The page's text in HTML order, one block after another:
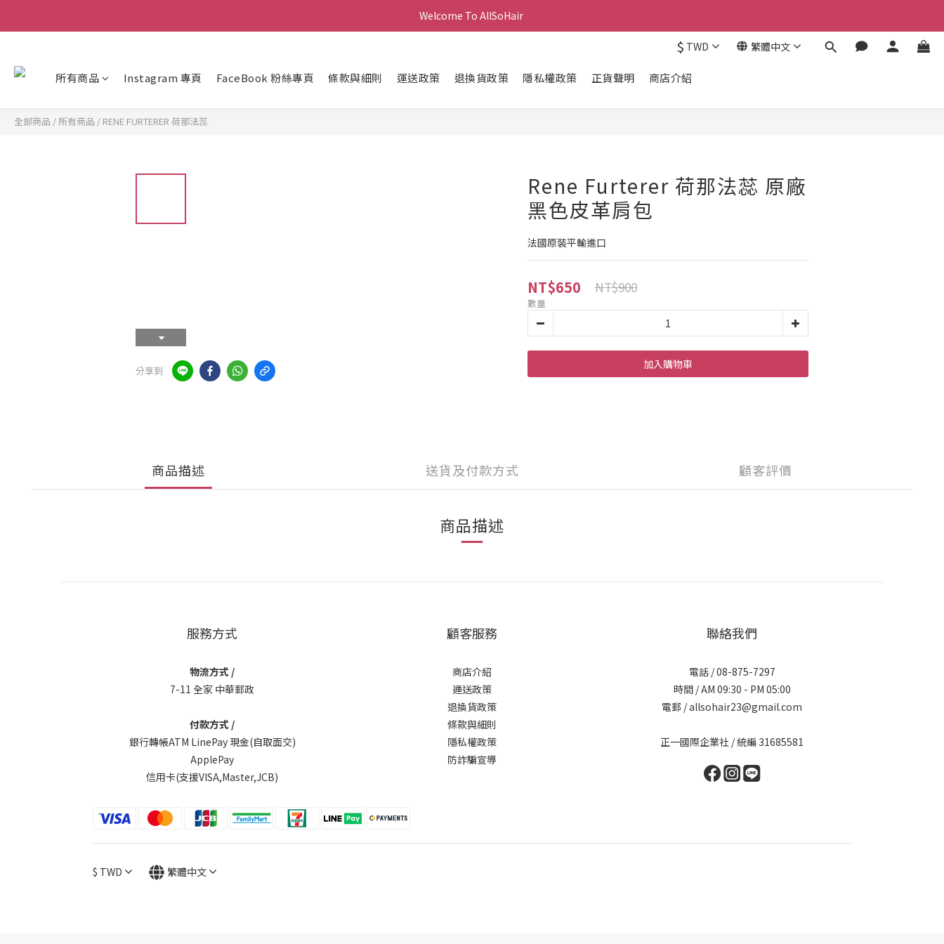
Welcome To AllSoHair
$ TWD 繁體中文
所有商品 Instagram 專頁 FaceBook 粉絲專頁 條款與細則 運送政策 退換貨政策 隱私權政策 正貨聲明 商店介紹
全部商品 / 所有商品 / RENE FURTERER 荷那法蕊
分享到
Rene Furterer 荷那法蕊 原廠
黑色皮革肩包
法國原裝平輸進口
NT$650 NT$900
數量
加入購物車
商品描述 送貨及付款方式 顧客評價
商品描述
服務方式
物流方式 /
7-11 全家 中華郵政
付款方式 /
銀行轉帳ATM LinePay 現金(自取面交)
ApplePay
信用卡(支援VISA,Master,JCB)
顧客服務
商店介紹
運送政策
退換貨政策
條款與細則
隱私權政策
防詐騙宣導
聯絡我們
電話 / 08-875-7297
時間 / AM 09:30 - PM 05:00
電郵 / allsohair23@gmail.com
正一國際企業社 / 統編 31685581
$ TWD 繁體中文